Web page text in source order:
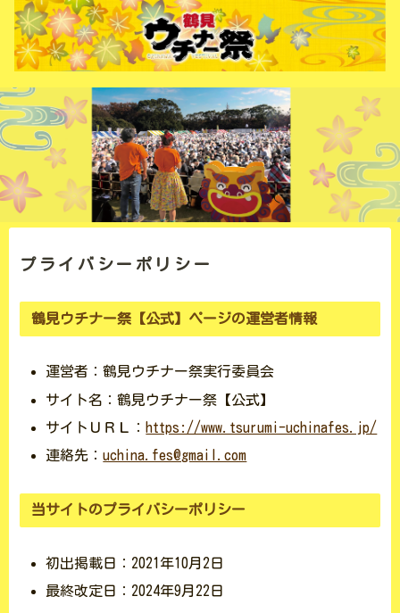
プライバシーポリシー
鶴見ウチナー祭【公式】ページの運営者情報
運営者：鶴見ウチナー祭実行委員会
サイト名：鶴見ウチナー祭【公式】
サイトＵＲＬ： https://www.tsurumi-uchinafes.jp/
連絡先：uchina.fes@gmail.com
当サイトのプライバシーポリシー
初出掲載日：2021年10月2日
最終改定日：2024年9月22日